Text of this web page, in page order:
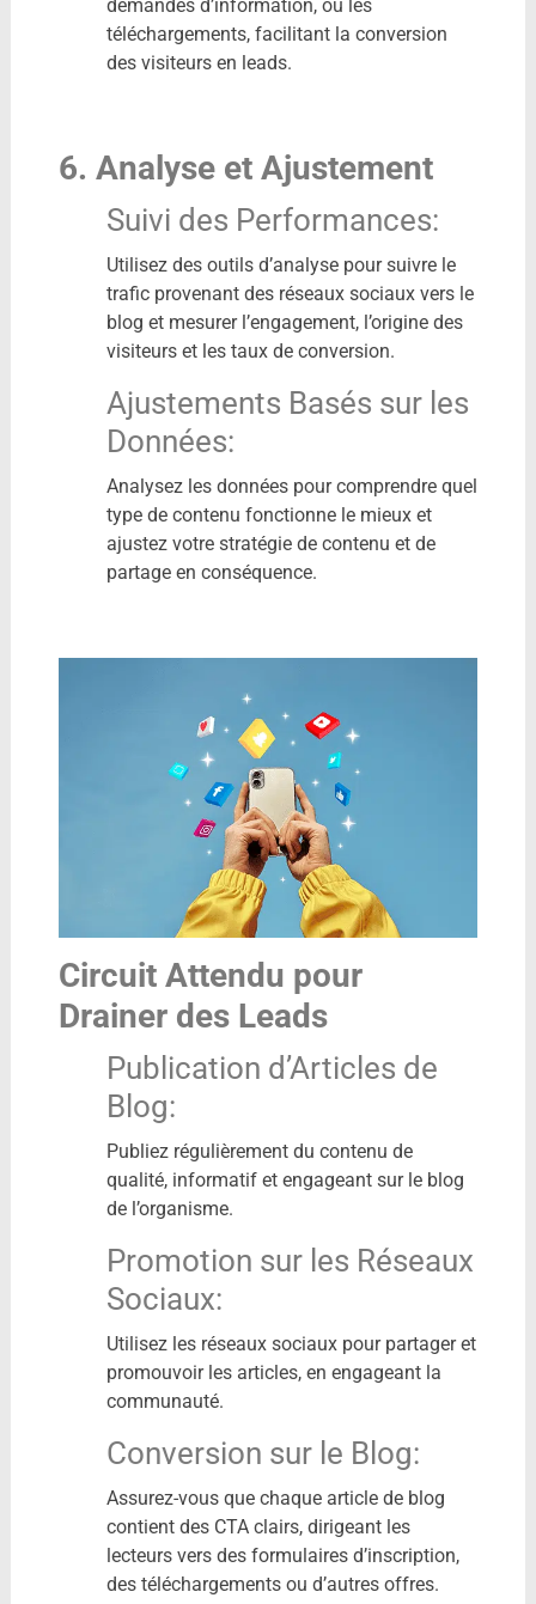
demandes d’information, ou les
téléchargements, facilitant la conversion
des visiteurs en leads.
6. Analyse et Ajustement
Suivi des Performances:
Utilisez des outils d’analyse pour suivre le
trafic provenant des réseaux sociaux vers le
blog et mesurer l’engagement, l’origine des
visiteurs et les taux de conversion.
Ajustements Basés sur les
Données:
Analysez les données pour comprendre quel
type de contenu fonctionne le mieux et
ajustez votre stratégie de contenu et de
partage en conséquence.
Circuit Attendu pour
Drainer des Leads
Publication d’Articles de
Blog:
Publiez régulièrement du contenu de
qualité, informatif et engageant sur le blog
de l’organisme.
Promotion sur les Réseaux
Sociaux:
Utilisez les réseaux sociaux pour partager et
promouvoir les articles, en engageant la
communauté.
Conversion sur le Blog:
Assurez-vous que chaque article de blog
contient des CTA clairs, dirigeant les
lecteurs vers des formulaires d’inscription,
des téléchargements ou d’autres offres.